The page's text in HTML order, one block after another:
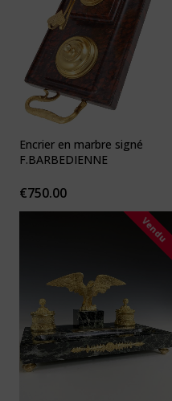
Encrier en marbre signé
F.BARBEDIENNE
€750.00
Vendu